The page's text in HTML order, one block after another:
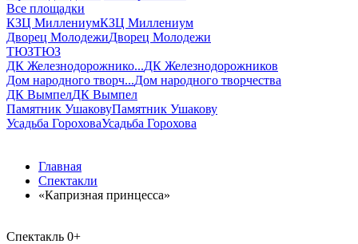
Все площадки
КЗЦ МиллениумКЗЦ Миллениум
Дворец МолодежиДворец Молодежи
ТЮЗТЮЗ
ДК Железнодорожнико...ДК Железнодорожников
Дом народного творч...Дом народного творчества
ДК ВымпелДК Вымпел
Памятник УшаковуПамятник Ушакову
Усадьба ГороховаУсадьба Горохова
Главная
Спектакли
«Капризная принцесса»
Спектакль 0+